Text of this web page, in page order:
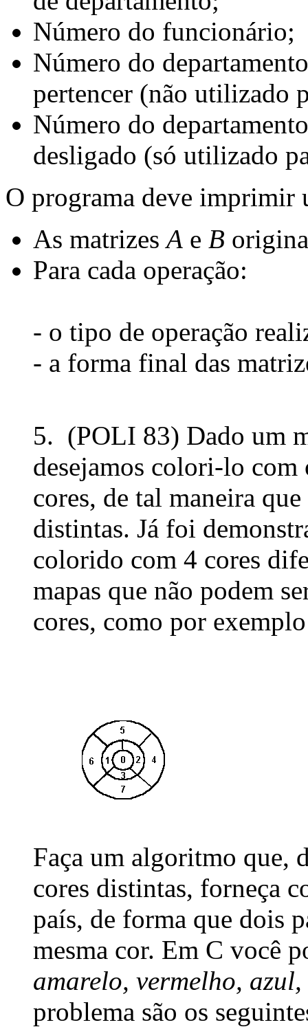
Número do funcionário;
Número do
pertencer (não utilizado
Número do
desligado (só utilizado
O programa deve imprimir
As matrizesA e B
Para cada operação:
- o tipo de operação
- a forma final das
5. (POLI 83) Dado um
desejamos colori-lo
cores, de tal maneira
distintas. Já foi
colorido com 4 cores
mapas que não podem
cores, como por
Faça um algoritmo que,
cores distintas, forneça
país, de forma que dois
mesma cor. Em C você
amarelo, vermelho,
problema são os